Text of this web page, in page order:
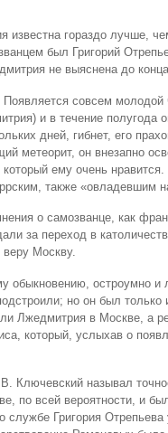
известна гораздо лучше,
был Григорий
не выяснена до конца.
совсем молодой
и в течение полугода
дней, гибнет, его
метеорит, он внезапно
ему очень
также «овладевшим
о самозванце, как
за переход в
Москву.
обыкновению, остроумно и
но он был
Лжедмитрия в Москве, а
который, услыхав о
Ключевский называл
по всей вероятности, и
службе Григория